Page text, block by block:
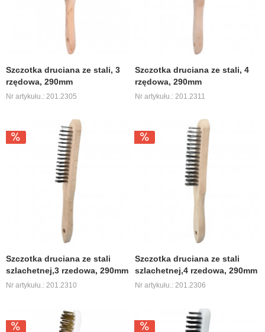
Szczotka druciana ze stali, 3
rzędowa, 290mm
Nr artykułu.: 201.2305
Szczotka druciana ze stali, 4
rzędowa, 290mm
Nr artykułu.: 201.2311
Szczotka druciana ze stali
szlachetnej,3 rzedowa, 290mm
Nr artykułu.: 201.2310
Szczotka druciana ze stali
szlachetnej,4 rzedowa, 290mm
Nr artykułu.: 201.2306